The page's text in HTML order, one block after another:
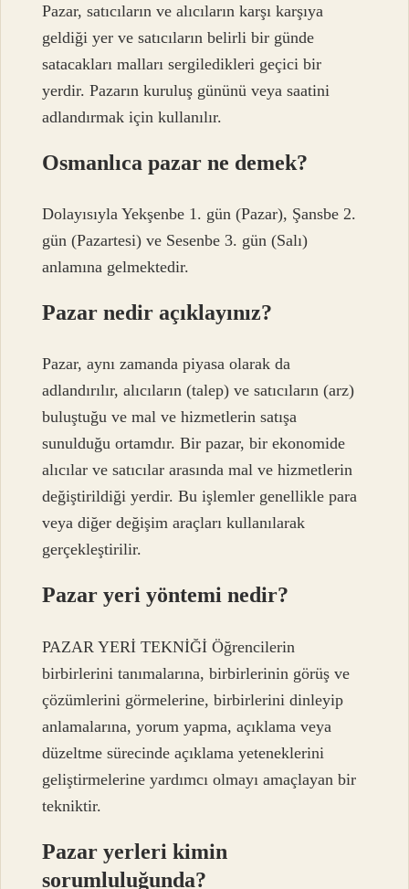
Pazar, satıcıların ve alıcıların karşı karşıya
geldiği yer ve satıcıların belirli bir günde
satacakları malları sergiledikleri geçici bir
yerdir. Pazarın kuruluş gününü veya saatini
adlandırmak için kullanılır.
Osmanlıca pazar ne demek?
Dolayısıyla Yekşenbe 1. gün (Pazar), Şansbe 2.
gün (Pazartesi) ve Sesenbe 3. gün (Salı)
anlamına gelmektedir.
Pazar nedir açıklayınız?
Pazar, aynı zamanda piyasa olarak da
adlandırılır, alıcıların (talep) ve satıcıların (arz)
buluştuğu ve mal ve hizmetlerin satışa
sunulduğu ortamdır. Bir pazar, bir ekonomide
alıcılar ve satıcılar arasında mal ve hizmetlerin
değiştirildiği yerdir. Bu işlemler genellikle para
veya diğer değişim araçları kullanılarak
gerçekleştirilir.
Pazar yeri yöntemi nedir?
PAZAR YERİ TEKNİĞİ Öğrencilerin
birbirlerini tanımalarına, birbirlerinin görüş ve
çözümlerini görmelerine, birbirlerini dinleyip
anlamalarına, yorum yapma, açıklama veya
düzeltme sürecinde açıklama yeteneklerini
geliştirmelerine yardımcı olmayı amaçlayan bir
tekniktir.
Pazar yerleri kimin
sorumluluğunda?